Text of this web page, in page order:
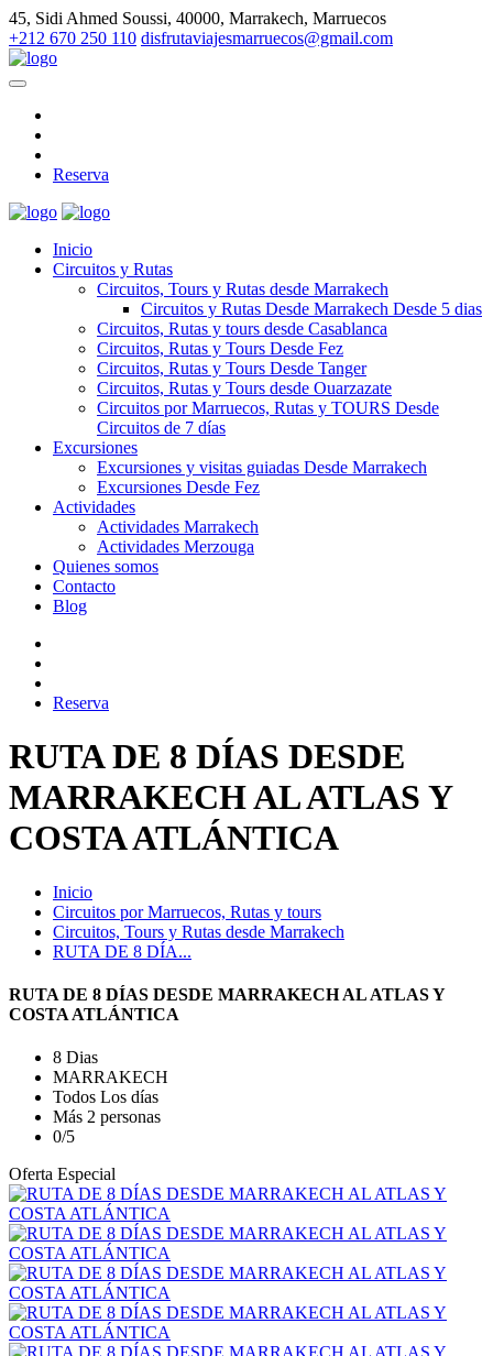
45, Sidi Ahmed Soussi, 40000, Marrakech, Marruecos
+212 670 250 110 disfrutaviajesmarruecos@gmail.com
Reserva
Inicio
Circuitos y Rutas
Circuitos, Tours y Rutas desde Marrakech
Circuitos y Rutas Desde Marrakech Desde 5 dias
Circuitos, Rutas y tours desde Casablanca
Circuitos, Rutas y Tours Desde Fez
Circuitos, Rutas y Tours Desde Tanger
Circuitos, Rutas y Tours desde Ouarzazate
Circuitos por Marruecos, Rutas y TOURS Desde
Circuitos de 7 días
Excursiones
Excursiones y visitas guiadas Desde Marrakech
Excursiones Desde Fez
Actividades
Actividades Marrakech
Actividades Merzouga
Quienes somos
Contacto
Blog
Reserva
RUTA DE 8 DÍAS DESDE
MARRAKECH AL ATLAS Y
COSTA ATLÁNTICA
Inicio
Circuitos por Marruecos, Rutas y tours
Circuitos, Tours y Rutas desde Marrakech
RUTA DE 8 DÍA...
RUTA DE 8 DÍAS DESDE MARRAKECH AL ATLAS Y
COSTA ATLÁNTICA
8 Dias
MARRAKECH
Todos Los días
Más 2 personas
0/5
Oferta Especial